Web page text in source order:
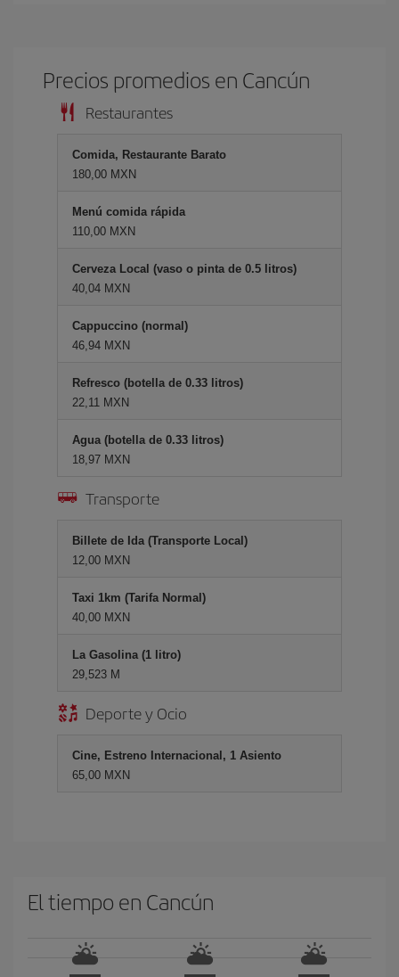
Precios promedios en Cancún
Restaurantes
Comida, Restaurante Barato
180,00 MXN
Menú comida rápida
110,00 MXN
Cerveza Local (vaso o pinta de 0.5 litros)
40,04 MXN
Cappuccino (normal)
46,94 MXN
Refresco (botella de 0.33 litros)
22,11 MXN
Agua (botella de 0.33 litros)
18,97 MXN
Transporte
Billete de Ida (Transporte Local)
12,00 MXN
Taxi 1km (Tarifa Normal)
40,00 MXN
La Gasolina (1 litro)
29,523 M
Deporte y Ocio
Cine, Estreno Internacional, 1 Asiento
65,00 MXN
El tiempo en Cancún